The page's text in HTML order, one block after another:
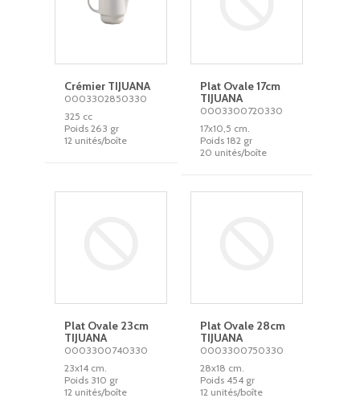
Crémier TIJUANA
0003302850330
325 cc
Poids 263 gr
12 unités/boîte
Plat Ovale 17cm
TIJUANA
0003300720330
17x10,5 cm.
Poids 182 gr
20 unités/boîte
Plat Ovale 23cm
TIJUANA
0003300740330
23x14 cm.
Poids 310 gr
12 unités/boîte
Plat Ovale 28cm
TIJUANA
0003300750330
28x18 cm.
Poids 454 gr
12 unités/boîte